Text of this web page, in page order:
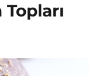
Topları